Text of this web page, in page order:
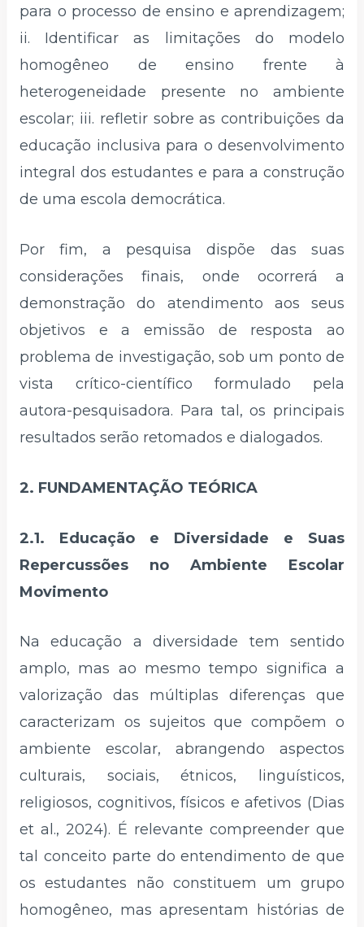
para o processo de ensino e aprendizagem;
ii. Identificar as limitações do modelo
homogêneo de ensino frente à
heterogeneidade presente no ambiente
escolar; iii. refletir sobre as contribuições da
educação inclusiva para o desenvolvimento
integral dos estudantes e para a construção
de uma escola democrática.
Por fim, a pesquisa dispõe das suas
considerações finais, onde ocorrerá a
demonstração do atendimento aos seus
objetivos e a emissão de resposta ao
problema de investigação, sob um ponto de
vista crítico-científico formulado pela
autora-pesquisadora. Para tal, os principais
resultados serão retomados e dialogados.
2. FUNDAMENTAÇÃO TEÓRICA
2.1. Educação e Diversidade e Suas
Repercussões no Ambiente Escolar
Movimento
Na educação a diversidade tem sentido
amplo, mas ao mesmo tempo significa a
valorização das múltiplas diferenças que
caracterizam os sujeitos que compõem o
ambiente escolar, abrangendo aspectos
culturais, sociais, étnicos, linguísticos,
religiosos, cognitivos, físicos e afetivos (Dias
et al., 2024). É relevante compreender que
tal conceito parte do entendimento de que
os estudantes não constituem um grupo
homogêneo, mas apresentam histórias de